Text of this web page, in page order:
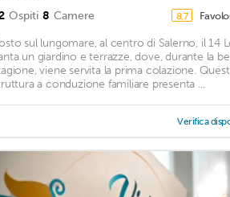
Ospiti 8 Camere 8,7
sul lungomare, al centro di Salerno, il 14
un giardino e terrazze, dove, durante la
viene servita la prima colazione.
a conduzione familiare presenta ...
Verifica